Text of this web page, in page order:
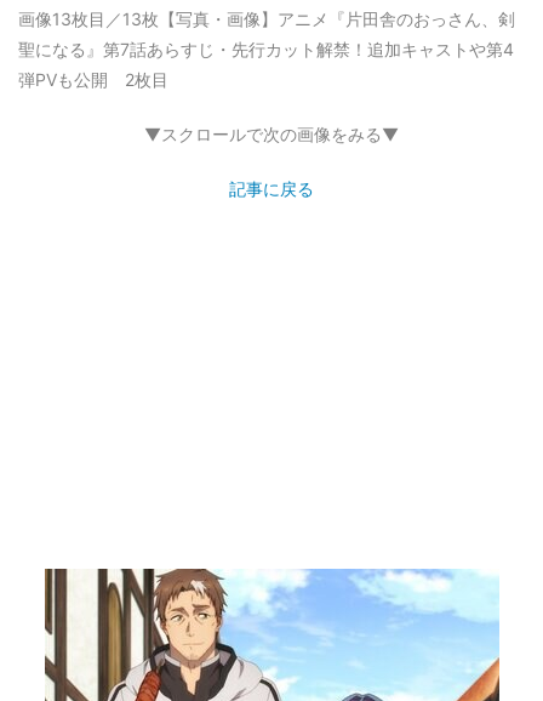
画像13枚目／13枚 【写真・画像】アニメ『片田舎のおっさん、剣
聖になる』第7話あらすじ・先行カット解禁！追加キャストや第4
弾PVも公開 2枚目
▼スクロールで次の画像をみる▼
記事に戻る